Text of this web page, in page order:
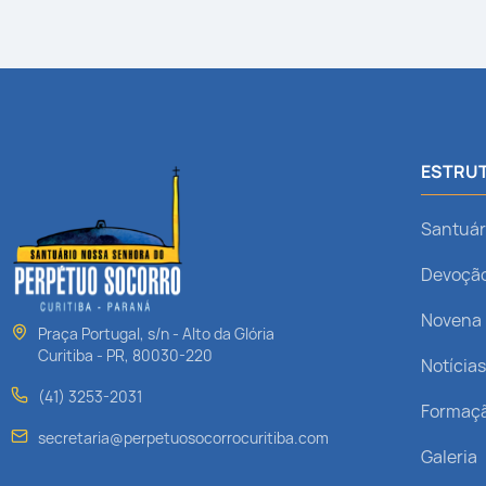
Praça Portugal, s/n - Alto da Glória
Curitiba - PR, 80030-220
(41) 3253-2031
secretaria@perpetuosocorrocuritiba.com
Novena
Notícias
Galeria